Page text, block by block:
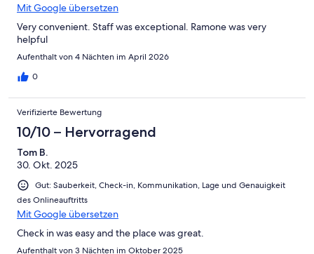
Mit Google übersetzen
Very convenient. Staff was exceptional. Ramone was very
helpful
Aufenthalt von 4 Nächten im April 2026
0
Verifizierte Bewertung
10/10 – Hervorragend
Tom B.
30. Okt. 2025
Gut: Sauberkeit, Check-in, Kommunikation, Lage und Genauigkeit
des Onlineauftritts
Mit Google übersetzen
Check in was easy and the place was great.
Aufenthalt von 3 Nächten im Oktober 2025